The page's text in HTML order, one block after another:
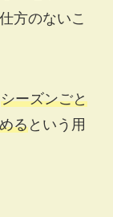
方のないこ
シーズンごと
るという用